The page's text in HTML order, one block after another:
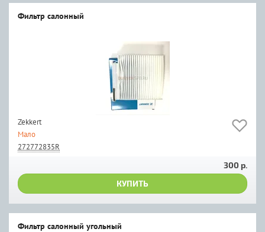
Фильтр салонный
Zekkert
Мало
272772835R
300 р.
КУПИТЬ
Фильтр салонный угольный